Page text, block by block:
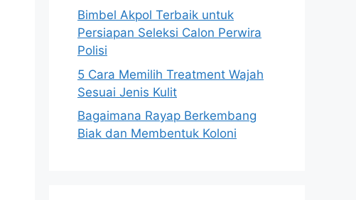
Bimbel Akpol Terbaik untuk
Persiapan Seleksi Calon Perwira
Polisi
5 Cara Memilih Treatment Wajah
Sesuai Jenis Kulit
Bagaimana Rayap Berkembang
Biak dan Membentuk Koloni